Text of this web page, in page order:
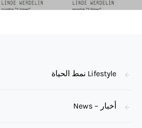
Lifestyle نمط الحياة
أخبار – News